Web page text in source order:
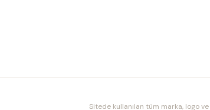
Sitede kullanılan tüm marka, logo